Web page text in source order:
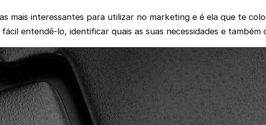
mais interessantes para utilizar no marketing e é ela que te
entendê-lo, identificar quais as suas necessidades e